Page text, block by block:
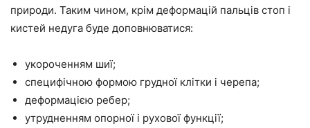
природи. Таким чином, крім деформацій пальців стоп і
кистей недуга буде доповнюватися:
укороченням шиї;
специфічною формою грудної клітки і черепа;
деформацією ребер;
утрудненням опорної і рухової функції;